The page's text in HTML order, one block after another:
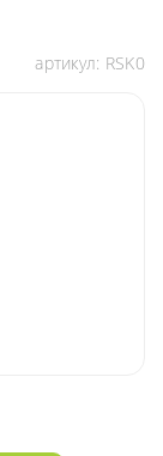
артикул: RSK0